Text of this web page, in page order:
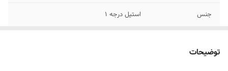
جنس استیل درجه ۱
توضیحات